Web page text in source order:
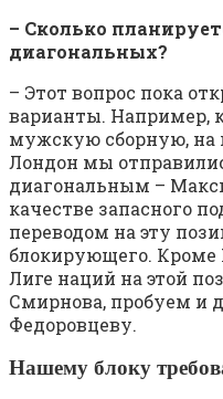
– Сколько
диагональных?
– Этот вопрос пока
варианты. Например,
мужскую сборную,
Лондон мы
диагональным –
качестве запасного
переводом на эту
блокирующего. Кроме
Лиге наций на этой
Смирнова, пробуем и
Федоровцеву.
Нашему блоку